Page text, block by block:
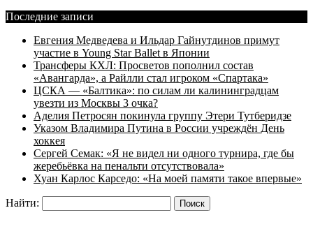
Последние записи
Евгения Медведева и Ильдар Гайнутдинов примут
участие в Young Star Ballet в Японии
Трансферы КХЛ: Просветов пополнил состав
«Авангарда», а Райлли стал игроком «Спартака»
ЦСКА — «Балтика»: по силам ли калининградцам
увезти из Москвы 3 очка?
Аделия Петросян покинула группу Этери Тутберидзе
Указом Владимира Путина в России учреждён День
хоккея
Сергей Семак: «Я не видел ни одного турнира, где бы
жеребьёвка на пенальти отсутствовала»
Хуан Карлос Карседо: «На моей памяти такое впервые»
Найти: